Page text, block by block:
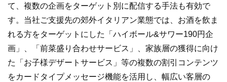
て、複数の企画をターゲット別に配信する手法も有効で
す。当社ご支援先の郊外イタリアン業態では、お酒を飲ま
れる方をターゲットにした「ハイボール&サワー190円企
画」、「前菜盛り合わせサービス」、家族層の獲得に向け
た「お子様デザートサービス」等の複数の割引コンテンツ
をカードタイプメッセージ機能を活用し、幅広い客層の